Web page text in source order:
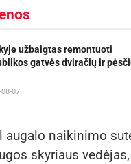
užbaigtas remontuoti
gatvės dviračių ir
07
augalo naikinimo
skyriaus